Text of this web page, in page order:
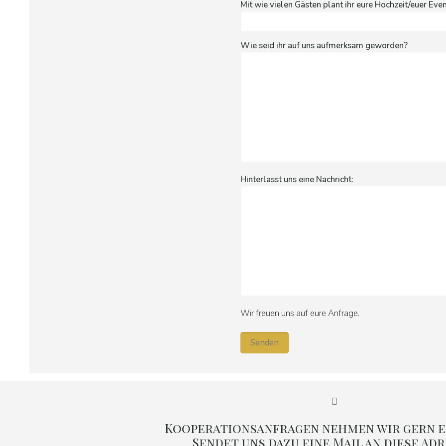
Mit wie vielen Gästen plant ihr eure Hochzeit/euer
Wie seid ihr auf uns aufmerksam geworden?
Hinterlasst uns eine Nachricht:
Wir freuen uns auf eure Anfrage.
Kooperationsanfragen nehmen wir gern
Sendet uns dazu eine Mail an diese